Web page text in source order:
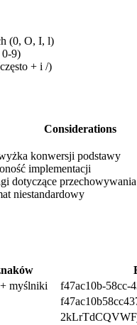
(0, O, I, l)
0-9)
+ i /)
Considerations
konwersji podstawy
implementacji
dotyczące
niestandardowy
myślniki
f47ac10b-58cc-